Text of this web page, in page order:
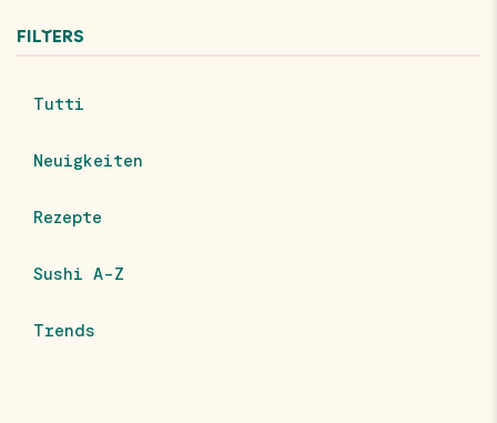
FILTERS
Tutti
Neuigkeiten
Rezepte
Sushi A-Z
Trends